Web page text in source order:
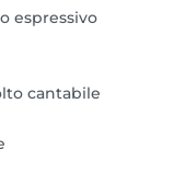
espressivo
cantabile